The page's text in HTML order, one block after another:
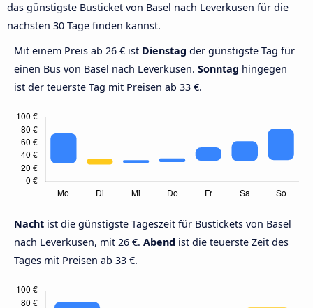
das günstigste Busticket von Basel nach Leverkusen für die
nächsten 30 Tage finden kannst.
Mit einem Preis ab 26 € ist Dienstag der günstigste Tag für
einen Bus von Basel nach Leverkusen. Sonntag hingegen
ist der teuerste Tag mit Preisen ab 33 €.
Nacht ist die günstigste Tageszeit für Bustickets von Basel
nach Leverkusen, mit 26 €. Abend ist die teuerste Zeit des
Tages mit Preisen ab 33 €.